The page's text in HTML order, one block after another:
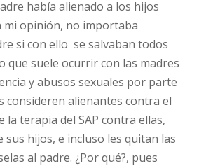
había alienado a los hijos
mi opinión, no importaba
si con ello se salvaban todos
que suele ocurrir con las madres
y abusos sexuales por parte
consideren alienantes contra el
la terapia del SAP contra ellas,
sus hijos, e incluso les quitan las
al padre. ¿Por qué?, pues